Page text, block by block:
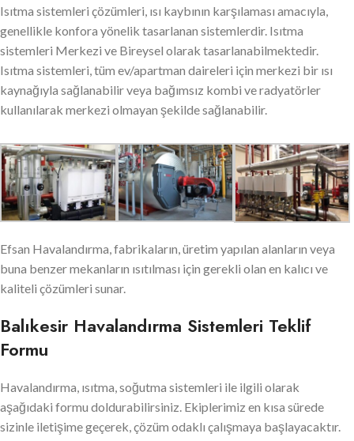
Isıtma sistemleri çözümleri, ısı kaybının karşılaması amacıyla,
genellikle konfora yönelik tasarlanan sistemlerdir. Isıtma
sistemleri Merkezi ve Bireysel olarak tasarlanabilmektedir.
Isıtma sistemleri, tüm ev/apartman daireleri için merkezi bir ısı
kaynağıyla sağlanabilir veya bağımsız kombi ve radyatörler
kullanılarak merkezi olmayan şekilde sağlanabilir.
Efsan Havalandırma, fabrikaların, üretim yapılan alanların veya
buna benzer mekanların ısıtılması için gerekli olan en kalıcı ve
kaliteli çözümleri sunar.
Balıkesir Havalandırma Sistemleri Teklif
Formu
Havalandırma, ısıtma, soğutma sistemleri ile ilgili olarak
aşağıdaki formu doldurabilirsiniz. Ekiplerimiz en kısa sürede
sizinle iletişime geçerek, çözüm odaklı çalışmaya başlayacaktır.